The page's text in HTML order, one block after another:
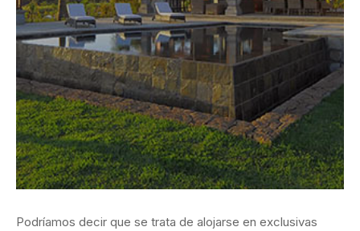
Podríamos decir que se trata de alojarse en exclusivas